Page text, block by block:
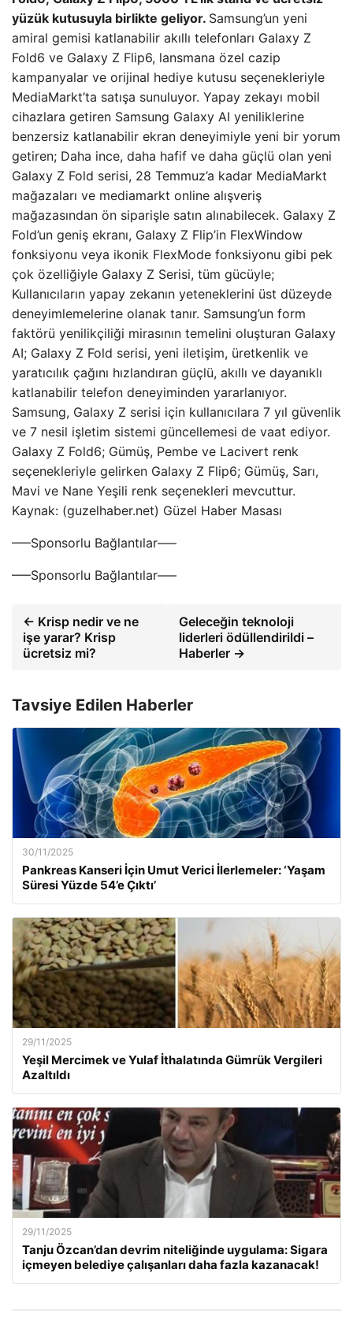
yüzük kutusuyla birlikte geliyor. Samsung’un yeni
amiral gemisi katlanabilir akıllı telefonları Galaxy Z
Fold6 ve Galaxy Z Flip6, lansmana özel cazip
kampanyalar ve orijinal hediye kutusu seçenekleriyle
MediaMarkt’ta satışa sunuluyor. Yapay zekayı mobil
cihazlara getiren Samsung Galaxy AI yeniliklerine
benzersiz katlanabilir ekran deneyimiyle yeni bir yorum
getiren; Daha ince, daha hafif ve daha güçlü olan yeni
Galaxy Z Fold serisi, 28 Temmuz’a kadar MediaMarkt
mağazaları ve mediamarkt online alışveriş
mağazasından ön siparişle satın alınabilecek. Galaxy Z
Fold’un geniş ekranı, Galaxy Z Flip’in FlexWindow
fonksiyonu veya ikonik FlexMode fonksiyonu gibi pek
çok özelliğiyle Galaxy Z Serisi, tüm gücüyle;
Kullanıcıların yapay zekanın yeteneklerini üst düzeyde
deneyimlemelerine olanak tanır. Samsung’un form
faktörü yenilikçiliği mirasının temelini oluşturan Galaxy
AI; Galaxy Z Fold serisi, yeni iletişim, üretkenlik ve
yaratıcılık çağını hızlandıran güçlü, akıllı ve dayanıklı
katlanabilir telefon deneyiminden yararlanıyor.
Samsung, Galaxy Z serisi için kullanıcılara 7 yıl güvenlik
ve 7 nesil işletim sistemi güncellemesi de vaat ediyor.
Galaxy Z Fold6; Gümüş, Pembe ve Lacivert renk
seçenekleriyle gelirken Galaxy Z Flip6; Gümüş, Sarı,
Mavi ve Nane Yeşili renk seçenekleri mevcuttur.
Kaynak: (guzelhaber.net) Güzel Haber Masası
—–Sponsorlu Bağlantılar—–
—–Sponsorlu Bağlantılar—–
← Krisp nedir ve ne
işe yarar? Krisp
ücretsiz mi?
Geleceğin teknoloji
liderleri ödüllendirildi –
Haberler →
Tavsiye Edilen Haberler
30/11/2025
Pankreas Kanseri İçin Umut Verici İlerlemeler: ‘Yaşam
Süresi Yüzde 54’e Çıktı’
29/11/2025
Yeşil Mercimek ve Yulaf İthalatında Gümrük Vergileri
Azaltıldı
29/11/2025
Tanju Özcan’dan devrim niteliğinde uygulama: Sigara
içmeyen belediye çalışanları daha fazla kazanacak!